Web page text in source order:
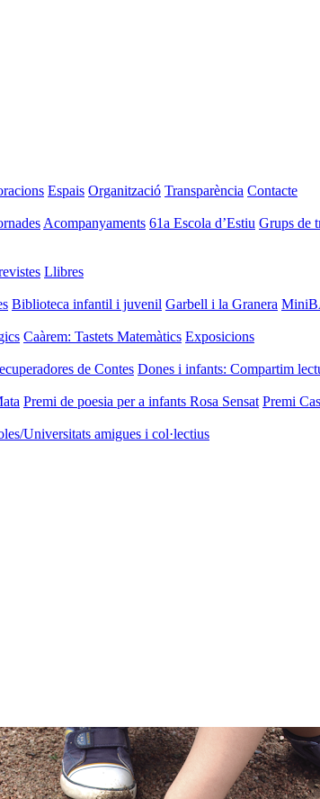
Espais Organització Transparència Contacte
Acompanyaments 61a Escola d’Estiu Grups de
Llibres
Biblioteca infantil i juvenil Garbell i la Granera
Caàrem: Tastets Matemàtics Exposicions
de Contes Dones i infants: Compartim
Premi de poesia per a infants Rosa Sensat Premi
Universitats amigues i col·lectius